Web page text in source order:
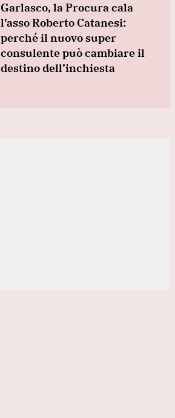
Garlasco, la Procura cala
l’asso Roberto Catanesi:
perché il nuovo super
consulente può cambiare il
destino dell’inchiesta